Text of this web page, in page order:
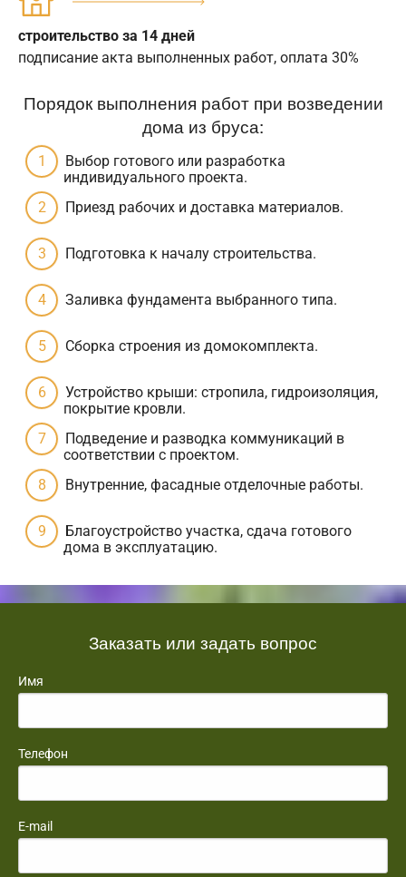
строительство за 14 дней
подписание акта выполненных работ, оплата 30%
Порядок выполнения работ при возведении
дома из бруса:
Выбор готового или разработка
индивидуального проекта.
Приезд рабочих и доставка материалов.
Подготовка к началу строительства.
Заливка фундамента выбранного типа.
Сборка строения из домокомплекта.
Устройство крыши: стропила, гидроизоляция,
покрытие кровли.
Подведение и разводка коммуникаций в
соответствии с проектом.
Внутренние, фасадные отделочные работы.
Благоустройство участка, сдача готового
дома в эксплуатацию.
Заказать или задать вопрос
Имя
Телефон
E-mail